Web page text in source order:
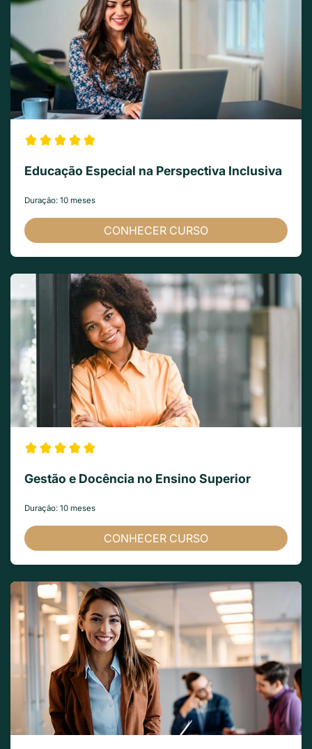
Educação Especial na Perspectiva Inclusiva
Duração: 10 meses
CONHECER CURSO
Gestão e Docência no Ensino Superior
Duração: 10 meses
CONHECER CURSO